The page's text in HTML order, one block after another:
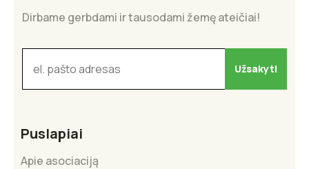
Dirbame gerbdami ir tausodami žemę ateičiai!
Puslapiai
Apie asociaciją